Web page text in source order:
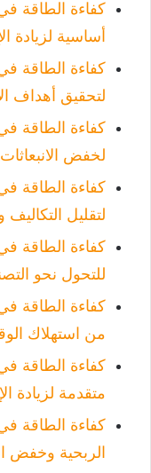
أساسية لزيادة
لتحقيق أهداف
لخفض
لتقليل التكاليف
للتحول نحو
من استهلاك
متقدمة لزيادة
الربحية وخفض